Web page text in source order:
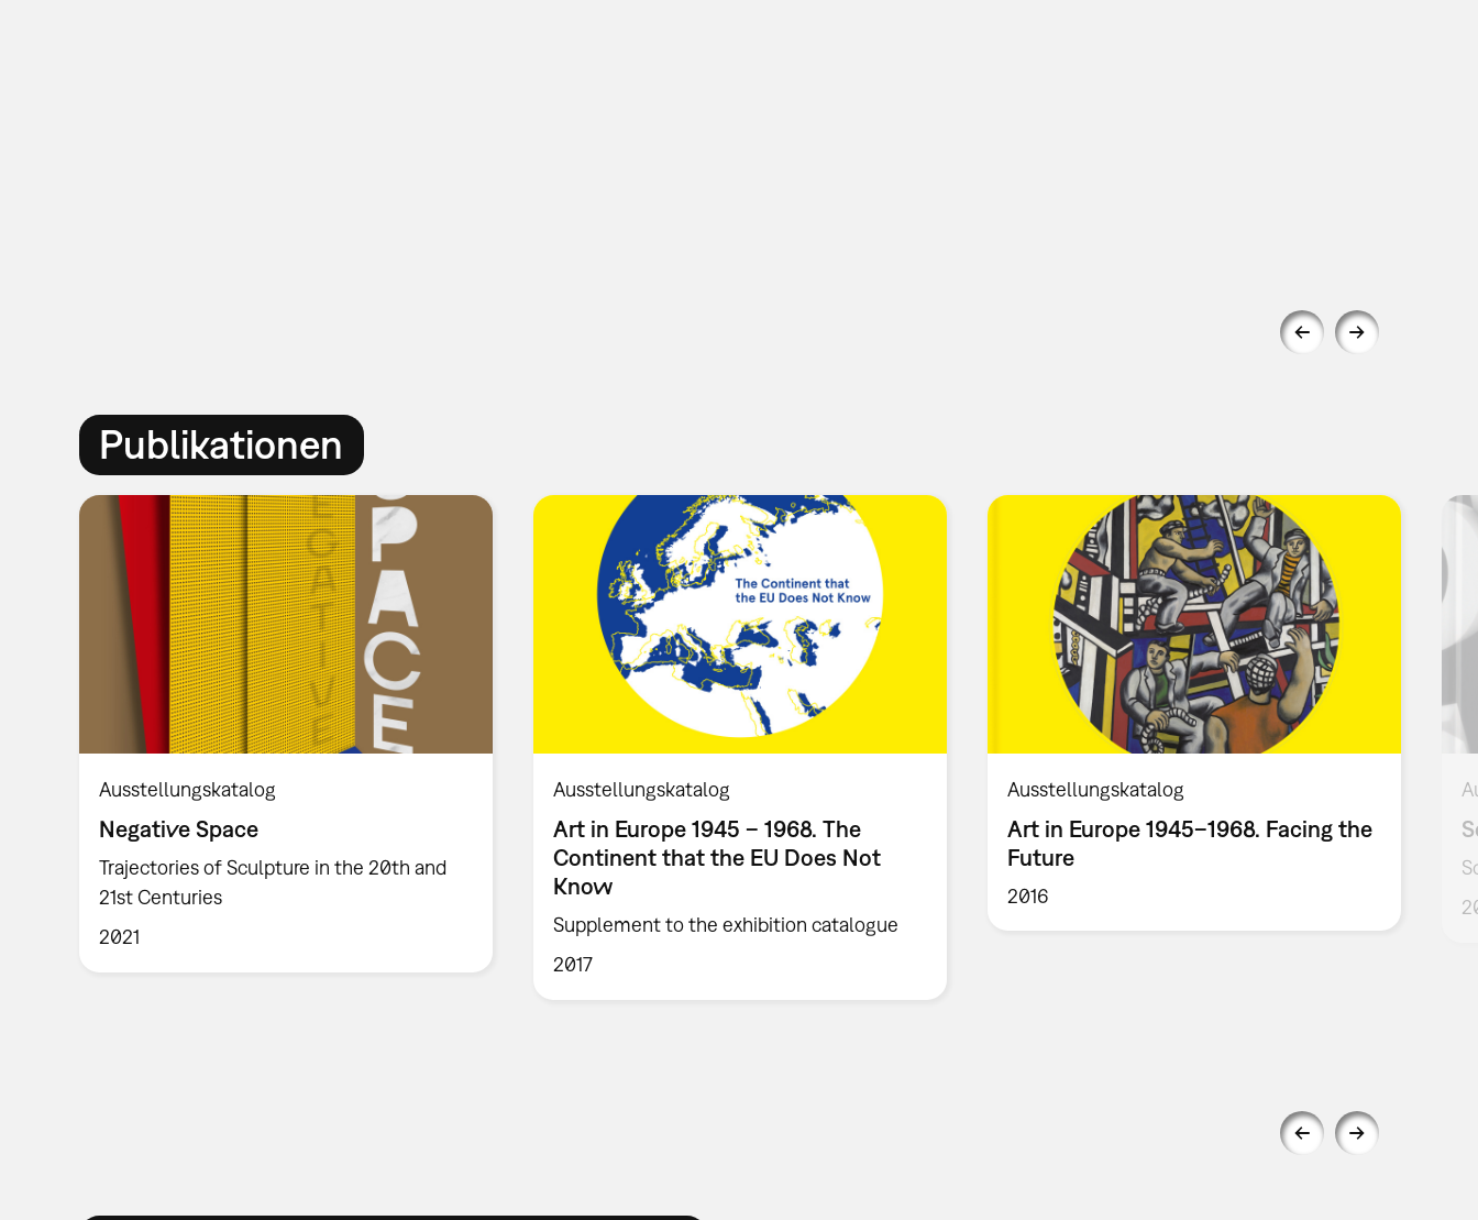
Publikationen
Ausstellungskatalog
Negative Space
Trajectories of Sculpture in the 20th and
21st Centuries
2021
Ausstellungskatalog
Art in Europe 1945 – 1968. The
Continent that the EU Does Not
Know
Supplement to the exhibition catalogue
2017
Ausstellungskatalog
Art in Europe 1945–1968. Facing the
Future
2016